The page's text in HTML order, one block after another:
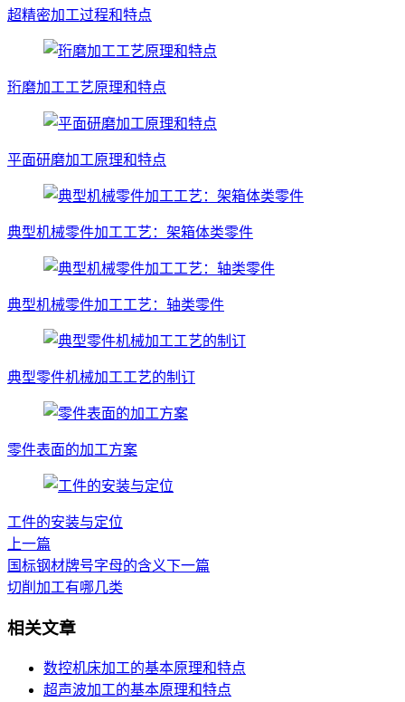
超精密加工过程和特点
珩磨加工工艺原理和特点
平面研磨加工原理和特点
典型机械零件加工工艺：架箱体类零件
典型机械零件加工工艺：轴类零件
典型零件机械加工工艺的制订
零件表面的加工方案
工件的安装与定位
上一篇
国标钢材牌号字母的含义下一篇
切削加工有哪几类
相关文章
数控机床加工的基本原理和特点
超声波加工的基本原理和特点